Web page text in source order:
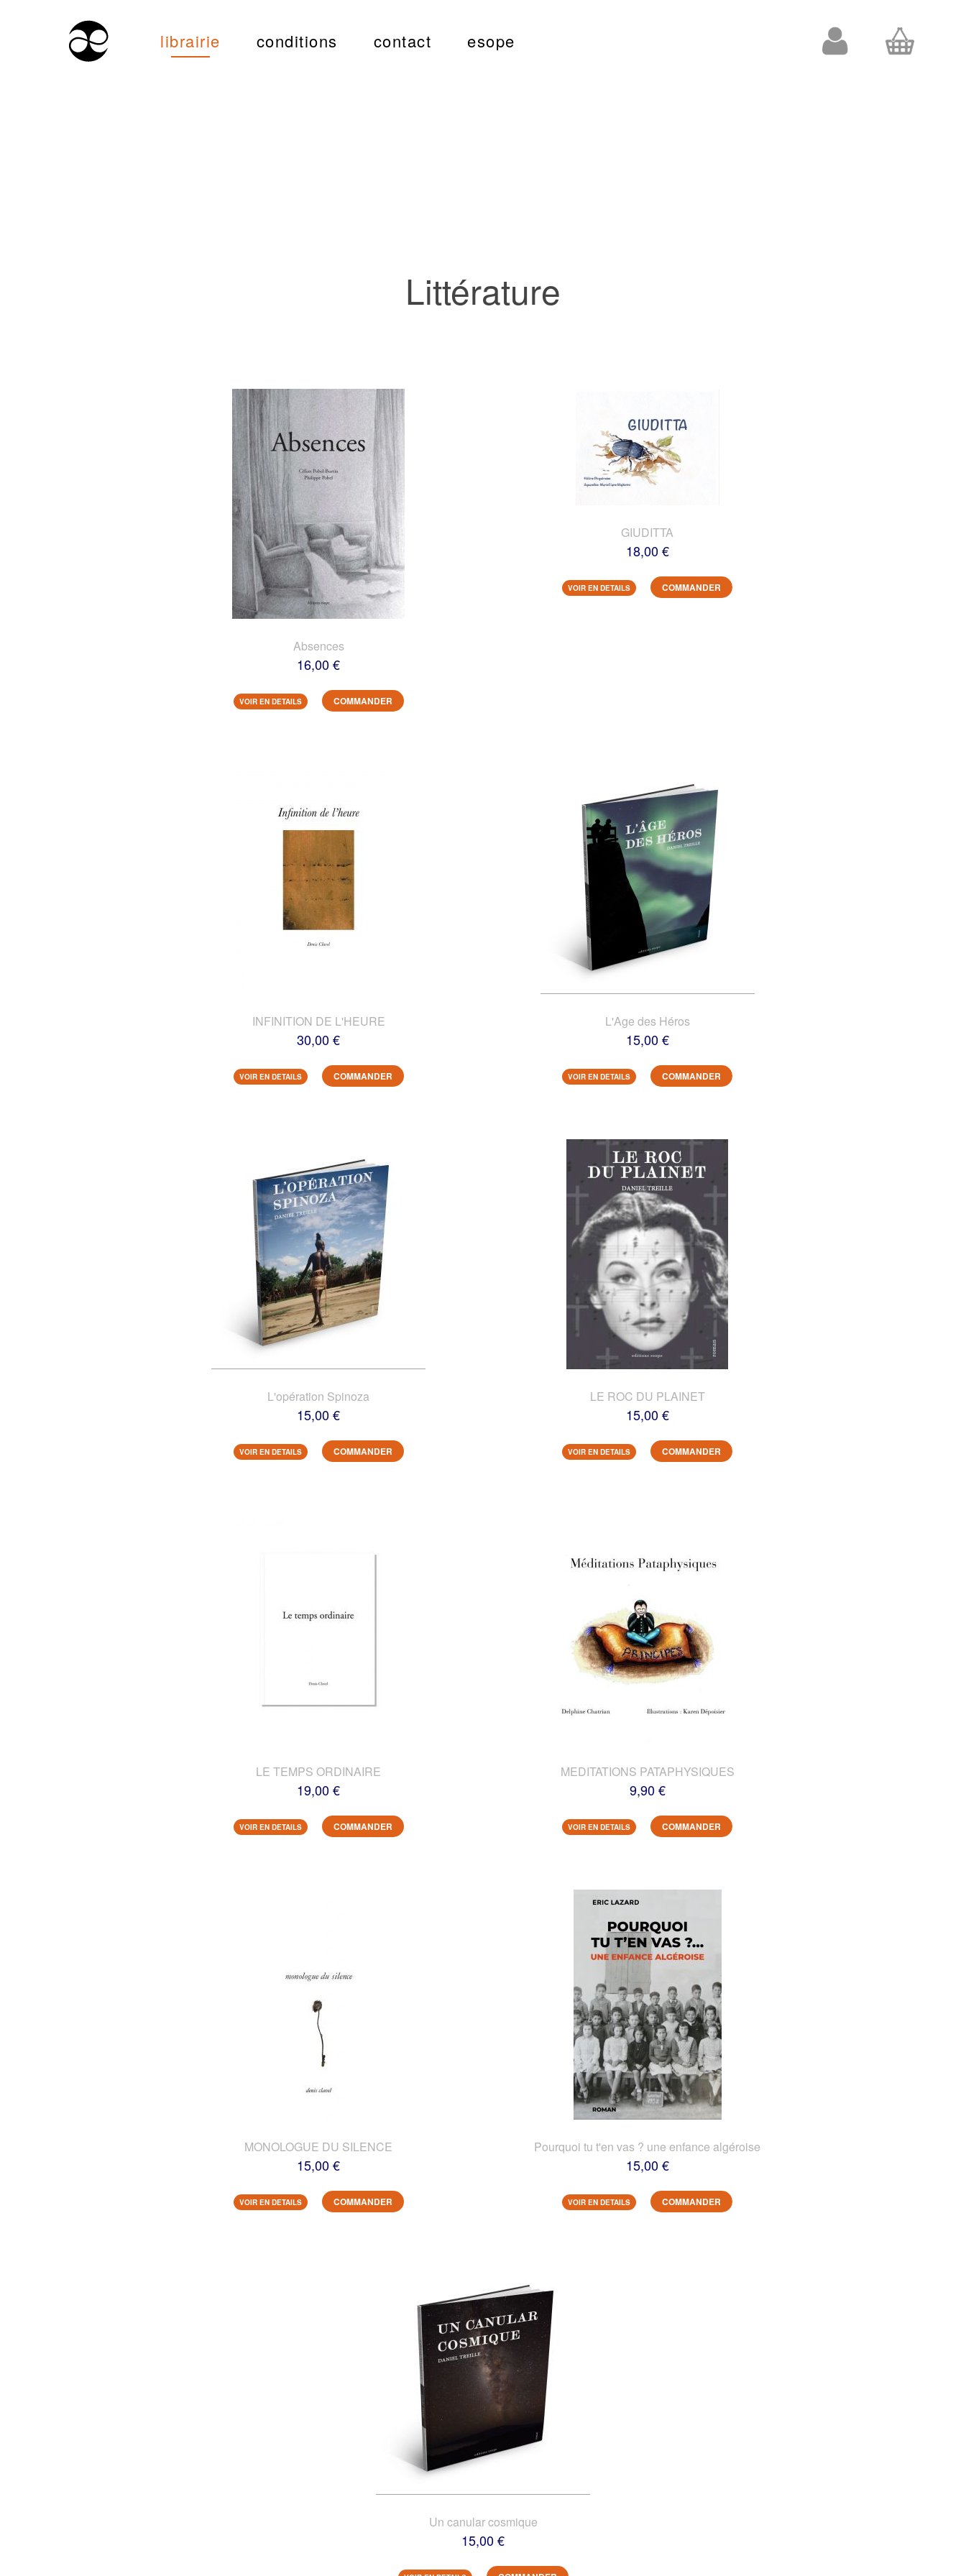
librairie conditions contact esope
Littérature
Absences
16,00 €
VOIR EN DETAILS COMMANDER
GIUDITTA
18,00 €
VOIR EN DETAILS COMMANDER
INFINITION DE L'HEURE
30,00 €
VOIR EN DETAILS COMMANDER
L'Age des Héros
15,00 €
VOIR EN DETAILS COMMANDER
L'opération Spinoza
15,00 €
VOIR EN DETAILS COMMANDER
LE ROC DU PLAINET
15,00 €
VOIR EN DETAILS COMMANDER
LE TEMPS ORDINAIRE
19,00 €
VOIR EN DETAILS COMMANDER
MEDITATIONS PATAPHYSIQUES
9,90 €
VOIR EN DETAILS COMMANDER
MONOLOGUE DU SILENCE
15,00 €
VOIR EN DETAILS COMMANDER
Pourquoi tu t'en vas ? une enfance algéroise
15,00 €
VOIR EN DETAILS COMMANDER
Un canular cosmique
15,00 €